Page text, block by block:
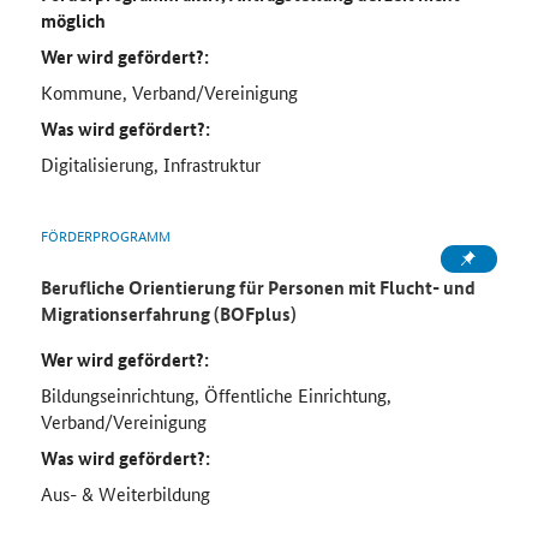
möglich
Wer wird gefördert?:
Kommune, Verband/Vereinigung
Was wird gefördert?:
Digitalisierung, Infrastruktur
FÖRDERPROGRAMM
Berufliche Orientierung für Personen mit Flucht- und
Migrationserfahrung (BOFplus)
Wer wird gefördert?:
Bildungseinrichtung, Öffentliche Einrichtung,
Verband/Vereinigung
Was wird gefördert?:
Aus- & Weiterbildung